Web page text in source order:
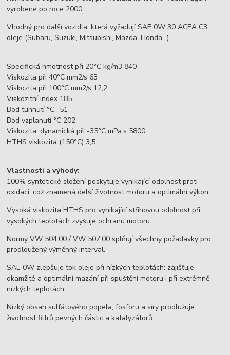
vyrobené po roce 2000.
Vhodný pro další vozidla, která vyžadují SAE 0W 30 ACEA C3
oleje (Subaru, Suzuki, Mitsubishi, Mazda, Honda…).
Specifická hmotnost při 20°C kg/m3 840
Viskozita při 40°C mm2/s 63
Viskozita při 100°C mm2/s 12,2
Viskozitní index 185
Bod tuhnutí °C -51
Bod vzplanutí °C 202
Viskozita, dynamická při -35°C mPa.s 5800
HTHS viskozita (150°C) 3,5
Vlastnosti a výhody:
100% syntetické složení poskytuje vynikající odolnost proti
oxidaci, což znamená delší životnost motoru a optimální výkon.
Vysoká viskozita HTHS pro vynikající střihovou odolnost při
vysokých teplotách zvyšuje ochranu motoru.
Normy VW 504.00 / VW 507.00 splňují všechny požadavky pro
prodloužený výměnný interval.
SAE 0W zlepšuje tok oleje při nízkých teplotách: zajišťuje
okamžité a optimální mazání při spuštění motoru i při extrémně
nízkých teplotách.
Nízký obsah sulfátového popela, fosforu a síry prodlužuje
životnost filtrů pevných částic a katalyzátorů.